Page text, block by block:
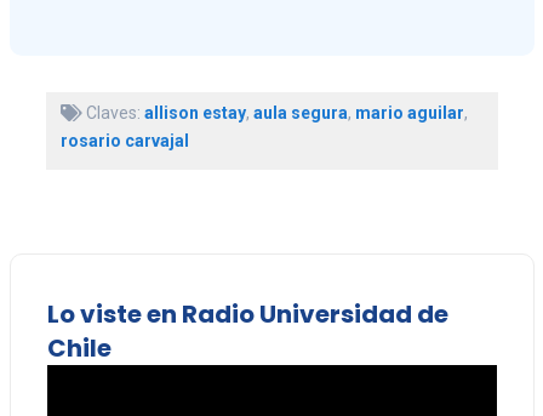
Claves: allison estay, aula segura, mario aguilar,
rosario carvajal
Lo viste en Radio Universidad de
Chile